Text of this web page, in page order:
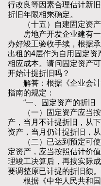
行改良等因素合理估计新
折旧年限相乘确定。
（十五）自建固定资产
房地产开发企业建有一
办好竣工验收手续，根据
出租的4层作为自用固定
相应成本。请问固定资产
开始计提折旧吗？
解答：根据《企业会计
指南的规定：
“一、固定资产的折旧
（一）固定资产应当按
产，当月不计提折旧，从
资产，当月仍计提折旧，
（二）已达到预定可使
定资产，应当按照估计价
理竣工决算后，再按实际
要调整原已计提的折旧额。
根据《中华人民共和国